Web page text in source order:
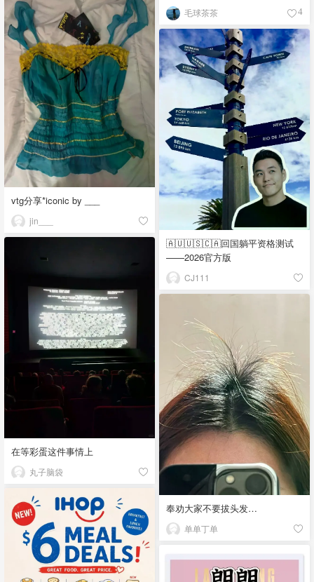
毛球茶茶 4
vtg分享*iconic by ___
jin___
🇦🇺🇺🇸🇨🇦回国躺平资格测试
——2026官方版
CJ111
在等彩蛋这件事情上
丸子脑袋
奉劝大家不要拔头发…
单单丁单